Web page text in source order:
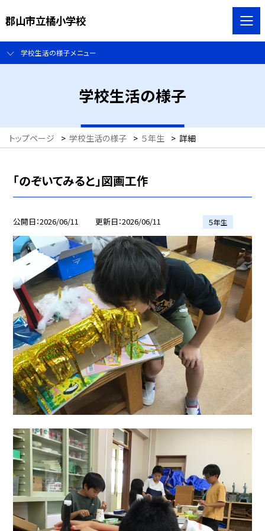
郡山市立橘小学校
学校生活の様子メニュー
学校生活の様子
トップページ > 学校生活の様子 > ５年生 > 詳細
「のぞいてみると」図画工作
公開日 2026/06/11 更新日 2026/06/11 ５年生